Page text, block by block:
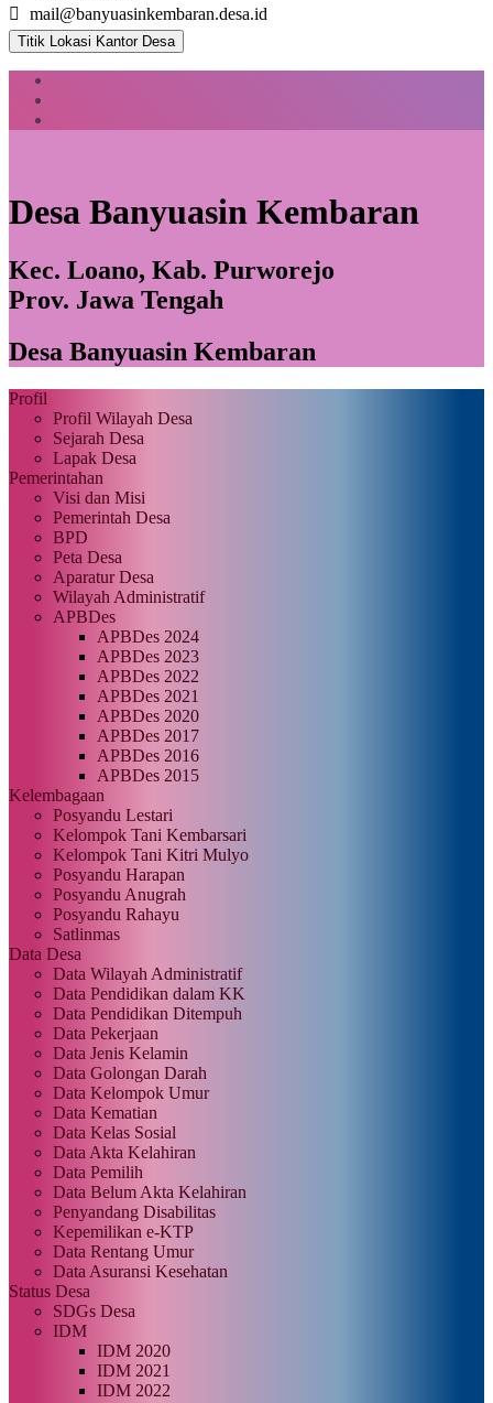
mail@banyuasinkembaran.desa.id
Titik Lokasi Kantor Desa
Desa Banyuasin Kembaran
Kec. Loano, Kab. Purworejo
Prov. Jawa Tengah
Desa Banyuasin Kembaran
Profil
Profil Wilayah Desa
Sejarah Desa
Lapak Desa
Pemerintahan
Visi dan Misi
Pemerintah Desa
BPD
Peta Desa
Aparatur Desa
Wilayah Administratif
APBDes
APBDes 2024
APBDes 2023
APBDes 2022
APBDes 2021
APBDes 2020
APBDes 2017
APBDes 2016
APBDes 2015
Kelembagaan
Posyandu Lestari
Kelompok Tani Kembarsari
Kelompok Tani Kitri Mulyo
Posyandu Harapan
Posyandu Anugrah
Posyandu Rahayu
Satlinmas
Data Desa
Data Wilayah Administratif
Data Pendidikan dalam KK
Data Pendidikan Ditempuh
Data Pekerjaan
Data Jenis Kelamin
Data Golongan Darah
Data Kelompok Umur
Data Kematian
Data Kelas Sosial
Data Akta Kelahiran
Data Pemilih
Data Belum Akta Kelahiran
Penyandang Disabilitas
Kepemilikan e-KTP
Data Rentang Umur
Data Asuransi Kesehatan
Status Desa
SDGs Desa
IDM
IDM 2020
IDM 2021
IDM 2022